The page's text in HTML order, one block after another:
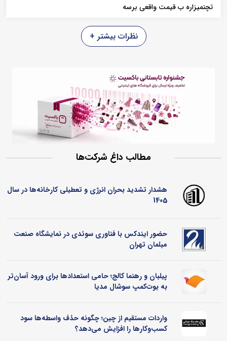
تچنمیزاره ب قیمت واقعی برسه
نظرات بیشتر +
مطالب داغ شرکت‌ها
هشدار تشدید بحران انرژی و تعطیلی کارخانه‌ها در سال
1405
حضور ایندکس با فناوری سوئدی در نمایشگاه صنعت
مبلمان تهران
پیلبان و رهنما کالج؛ حامی استعدادها برای ورود آسان‌تر
به بوت‌کمپ سوشال مدیا
واردات مستقیم از چین؛ چگونه حذف واسطه‌ها سود
کسب‌وکارها را افزایش می‌دهد؟